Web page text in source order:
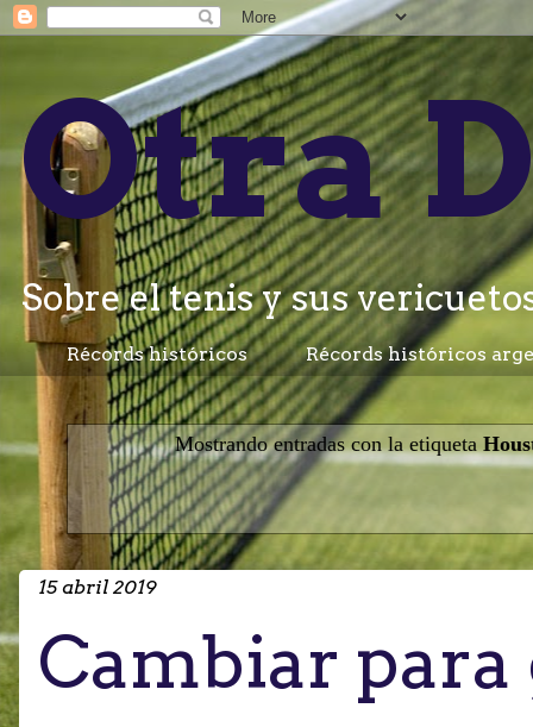
Otra
Sobre el tenis y sus
Récords históricos Récords históricos
Mostrando entradas con la etiqueta
15 abril 2019
Cambiar para